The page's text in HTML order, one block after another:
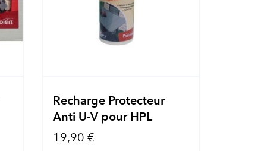
Recharge Protecteur
Anti U-V pour HPL
19,90 €